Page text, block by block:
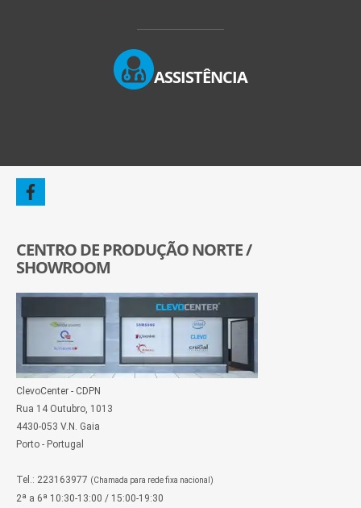
ASSISTÊNCIA
CENTRO DE PRODUÇÃO NORTE /
SHOWROOM
ClevoCenter - CDPN
Rua 14 Outubro, 1013
4430-053 V.N. Gaia
Porto - Portugal
Tel.: 223163977 (Chamada para rede fixa nacional)
2ª a 6ª 10:30-13:00 / 15:00-19:30